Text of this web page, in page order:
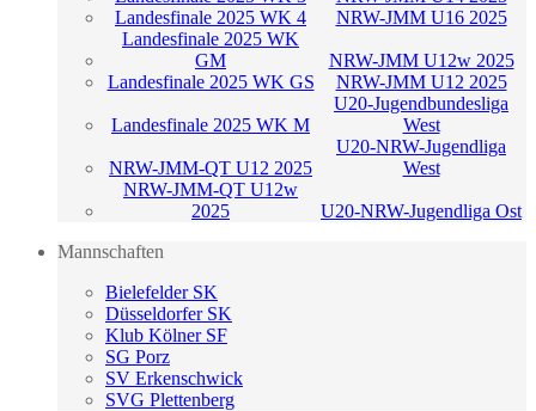
Landesfinale 2025 WK 4
NRW-JMM U16 2025
Landesfinale 2025 WK
GM
NRW-JMM U12w 2025
Landesfinale 2025 WK GS
NRW-JMM U12 2025
Landesfinale 2025 WK M
U20-Jugendbundesliga
West
NRW-JMM-QT U12 2025
U20-NRW-Jugendliga
West
NRW-JMM-QT U12w
2025
U20-NRW-Jugendliga Ost
Mannschaften
Bielefelder SK
Düsseldorfer SK
Klub Kölner SF
SG Porz
SV Erkenschwick
SVG Plettenberg